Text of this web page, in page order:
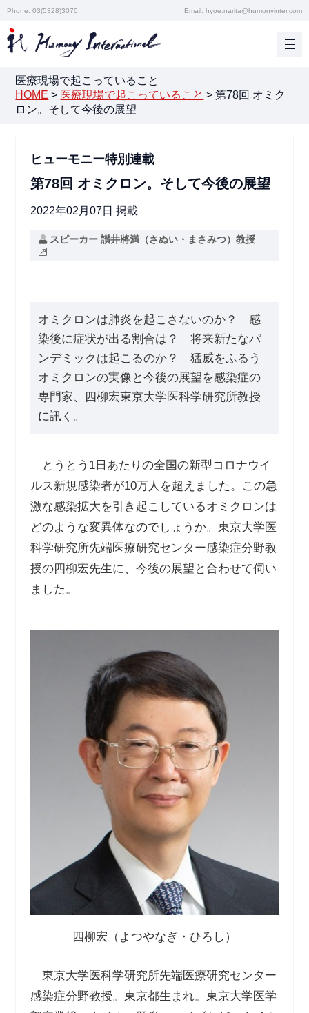
Phone: 03(5328)3070 Email: hyoe.narita@humonyinter.com
医療現場で起こっていること
HOME > 医療現場で起こっていること >第78回 オミク
ロン。そして今後の展望
ヒューモニー特別連載
第78回 オミクロン。そして今後の展望
2022年02月07日 掲載
スピーカー 讃井將満（さぬい・まさみつ）教授
オミクロンは肺炎を起こさないのか？ 感
染後に症状が出る割合は？ 将来新たなパ
ンデミックは起こるのか？ 猛威をふるう
オミクロンの実像と今後の展望を感染症の
専門家、四柳宏東京大学医科学研究所教授
に訊く。
とうとう 1日あたりの全国の新型コロナウイ
ルス新規感染者が10万人を超えました。この急
激な感染拡大を引き起こしているオミクロンは
どのような変異体なのでしょうか。東京大学医
科学研究所先端医療研究センター感染症分野教
授の四柳宏先生に、今後の展望と合わせて伺い
ました。
四柳宏（よつやなぎ・ひろし）
東京大学医科学研究所先端医療研究センター
感染症分野教授。東京都生まれ。東京大学医学